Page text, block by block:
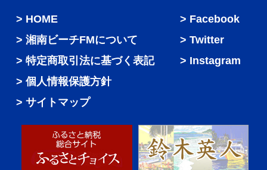
HOME
湘南ビーチFMについて
特定商取引法に基づく表記
個人情報保護方針
サイトマップ
Facebook
Twitter
Instagram